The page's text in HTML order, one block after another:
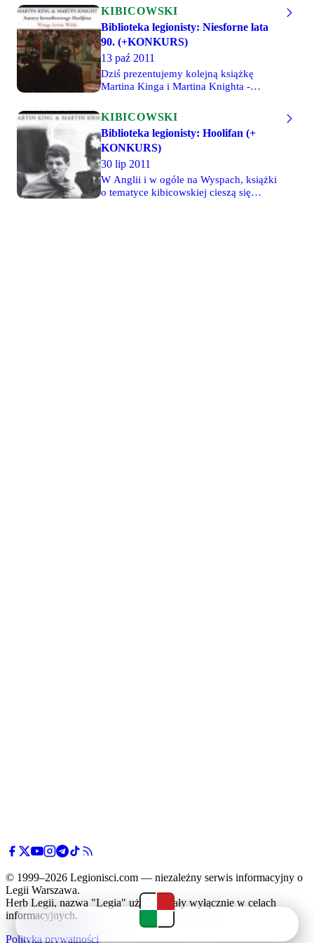
KIBICOWSKI
Biblioteka legionisty: Niesforne lata
90. (+KONKURS)
13 paź 2011
Dziś prezentujemy kolejną książkę
Martina Kinga i Martina Knighta -
"Hoolifana" w książce, której
oryginalny tytuł to "The naughty
nineties", kontynuują opowieść o
kibicach Chelsea, Headhunters.
KIBICOWSKI
Biblioteka legionisty: Hoolifan (+
KONKURS)
30 lip 2011
W Anglii i w ogóle na Wyspach, książki
o tematyce kibicowskiej cieszą się
© 1999–2026 Legionisci.com — niezależny serwis informacyjny o
Legii Warszawa.
Herb Legii, nazwa "Legia" użyte zostały wyłącznie w celach
informacyjnych.
Polityka prywatności